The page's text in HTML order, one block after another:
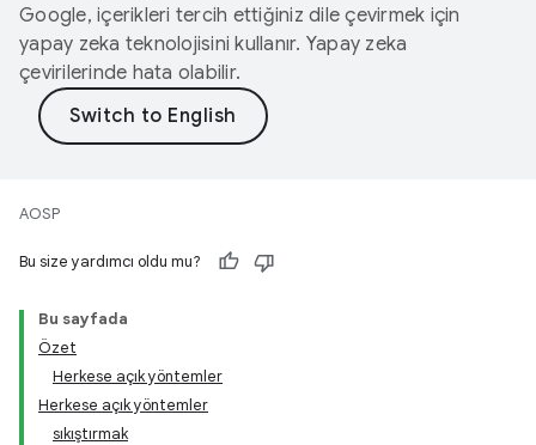
Google, içerikleri tercih ettiğiniz dile çevirmek için
yapay zeka teknolojisini kullanır. Yapay zeka
çevirilerinde hata olabilir.
AOSP
Bu size yardımcı oldu mu?
Bu sayfada
Özet
Herkese açık yöntemler
Herkese açık yöntemler
sıkıştırmak